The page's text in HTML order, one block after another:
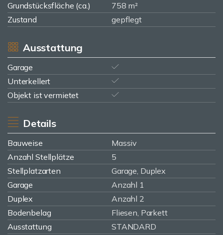
Grundstücksfläche (ca.)
758 m²
Zustand
gepflegt
Ausstattung
Garage
Unterkellert
Objekt ist vermietet
Details
Bauweise
Massiv
Anzahl Stellplätze
5
Stellplatzarten
Garage, Duplex
Garage
Anzahl 1
Duplex
Anzahl 2
Bodenbelag
Fliesen, Parkett
Ausstattung
STANDARD